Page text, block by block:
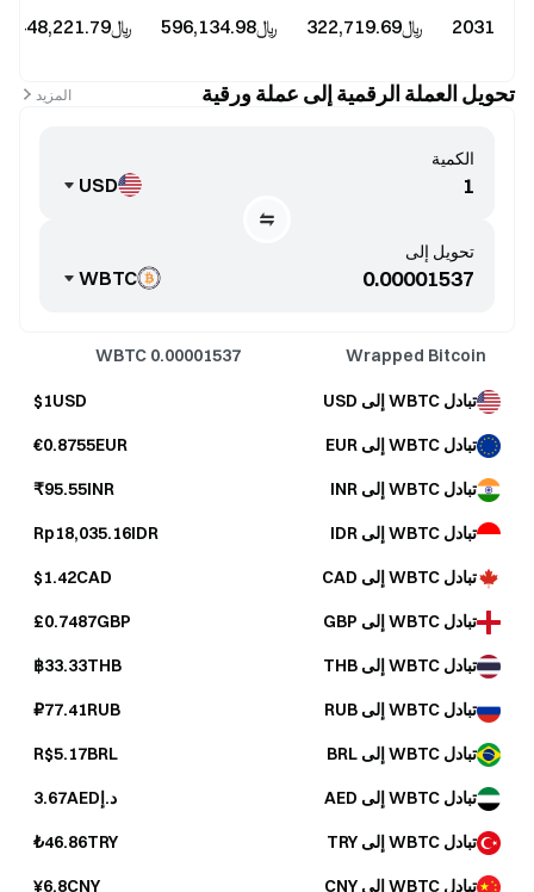
2031 ﷼‎322,719.69 ﷼‎596,134.98 ﷼‎448,221.79
تحويل العملة الرقمية إلى عملة ورقية المزيد
تحويل إلى
WBTC
الكمية
USD
Wrapped Bitcoin
0.00001537
WBTC
تبادل WBTC إلى USD $1USD
تبادل WBTC إلى EUR €0.8755EUR
تبادل WBTC إلى INR ₹95.55INR
تبادل WBTC إلى IDR Rp18,035.16IDR
تبادل WBTC إلى CAD $1.42CAD
تبادل WBTC إلى GBP £0.7487GBP
تبادل WBTC إلى THB ฿33.33THB
تبادل WBTC إلى RUB ₽77.41RUB
تبادل WBTC إلى BRL R$5.17BRL
تبادل WBTC إلى AED د.إ3.67AED
تبادل WBTC إلى TRY ₺46.86TRY
تبادل WBTC إلى CNY ¥6.8CNY